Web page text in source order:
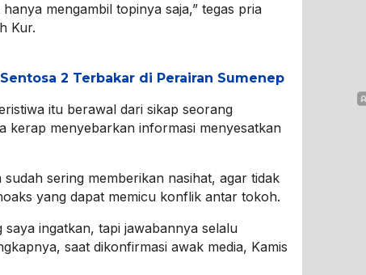
hanya mengambil topinya saja,” tegas pria
Kur.
2 Terbakar di Perairan Sumenep
itu berawal dari sikap seorang
kerap menyebarkan informasi menyesatkan
sudah sering memberikan nasihat, agar tidak
yang dapat memicu konflik antar tokoh.
saya ingatkan, tapi jawabannya selalu
saat dikonfirmasi awak media, Kamis